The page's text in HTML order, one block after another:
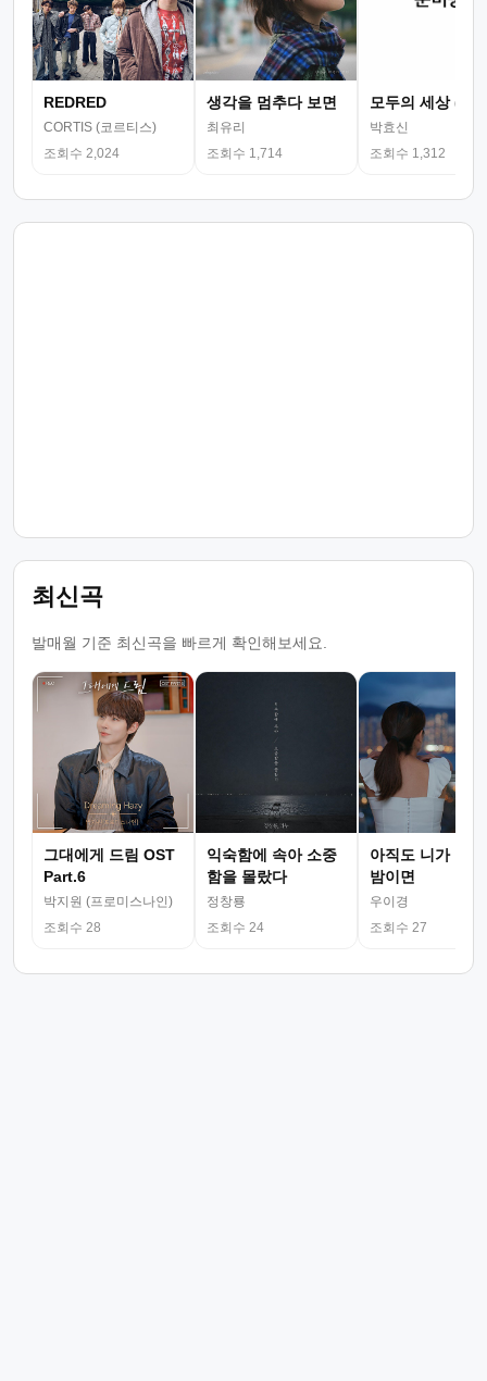
REDRED
CORTIS (코르티스)
조회수 2,024
생각을 멈추다 보면
최유리
조회수 1,714
모두의 세상 (뮤
박효신
조회수 1,312
최신곡
발매월 기준 최신곡을 빠르게 확인해보세요.
그대에게 드림 OST
Part.6
박지원 (프로미스나인)
조회수 28
익숙함에 속아 소중
함을 몰랐다
정창룡
조회수 24
아직도 니가 그
밤이면
우이경
조회수 27